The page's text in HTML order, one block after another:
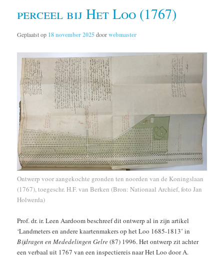
perceel bij Het Loo (1767)
Geplaatst op 18 november 2025doorwebmaster
Ontwerp voor aangekochte gronden ten noorden van de Koningslaan
(1767), toegeschr. H.F. van Berken (Bron: Nationaal Archief, foto Jan
Holwerda)
Prof. dr. ir. Leen Aardoom beschreef dit ontwerp al in zijn artikel
‘Landmeters en andere kaartenmakers op het Loo 1685-1813’ in
Bijdragen en Mededelingen Gelre(87) 1996. Het ontwerp zit achter
een verbaal uit 1767 van een inspectiereis naar Het Loo door A.